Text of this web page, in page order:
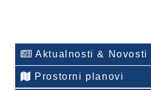
Aktualnosti & Novosti
Prostorni planovi